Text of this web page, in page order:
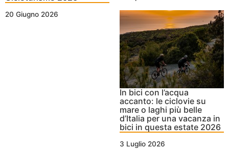
20 Giugno 2026
In bici con l’acqua
accanto: le ciclovie su
mare o laghi più belle
d’Italia per una vacanza in
bici in questa estate 2026
3 Luglio 2026